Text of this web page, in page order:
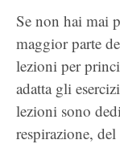
Se non hai mai
maggior parte
lezioni per
adatta gli
lezioni sono
respirazione,